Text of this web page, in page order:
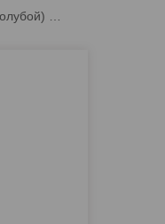
Велосипед stels navigator 345 z010 (голубой) 2020